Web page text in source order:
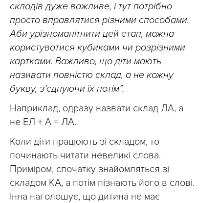
складів дуже важливе, і тут потрібно
просто вправлятися різними способами.
Аби урізноманітнити цей етап, можна
користуватися кубиками чи розрізними
картками. Важливо, що діти мають
називати повністю склад, а не кожну
букву, з’єднуючи їх потім”.
Наприклад, одразу назвати склад ЛА, а
не ЕЛ + А = ЛА.
Коли діти працюють зі складом, то
починають читати невеликі слова.
Приміром, спочатку знайомляться зі
складом КА, а потім пізнають його в слові.
Інна наголошує, що дитина не має